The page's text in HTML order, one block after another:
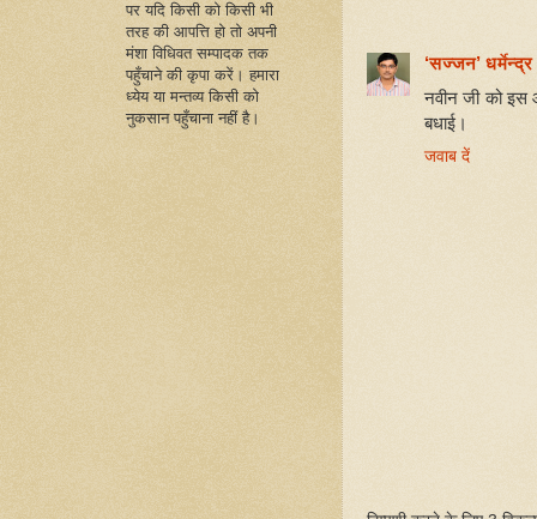
‘सज्जन’ धर्मेन्द्र
नवीन जी को
बधाई।
जवाब दें
पर यदि किसी को किसी भी
तरह की आपत्ति हो तो अपनी
मंशा विधिवत सम्पादक तक
पहुँचाने की कृपा करें। हमारा
ध्येय या मन्तव्य किसी को
नुकसान पहुँचाना नहीं है।